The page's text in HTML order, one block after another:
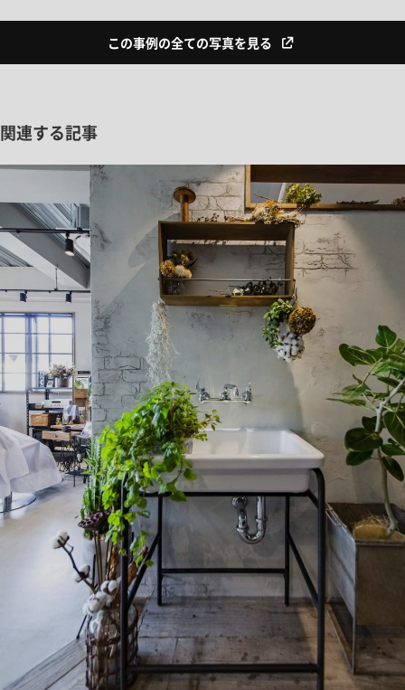
この事例の全ての写真を見る
関連する記事